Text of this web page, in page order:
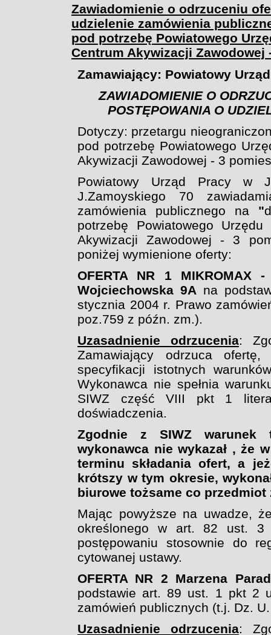
Zawiadomienie o odrzuceniu
udzielenie zamówienia
pod potrzebę Powiatowego
Centrum Akywizacji
Zamawiający: Powiatowy
ZAWIADOMIENIE O
POSTĘPOWANIA O
Dotyczy: przetargu
pod potrzebę Powiatowego
Akywizacji Zawodowej - 3
Powiatowy Urząd Pracy w
J.Zamoyskiego 70
zamówienia publicznego na "
potrzebę Powiatowego
Akywizacji Zawodowej - 3
poniżej wymienione oferty:
OFERTA NR 1 MIKROMAX
Wojciechowska 9A na
stycznia 2004 r. Prawo
poz.759 z późn. zm.).
Uzasadnienie odrzucenia:
Zamawiający odrzuca
specyfikacji istotnych
Wykonawca nie spełnia
SIWZ część VIII pkt 1
doświadczenia.
Zgodnie z SIWZ warunek
wykonawca nie wykazał , że
terminu składania ofert, a
krótszy w tym okresie,
biurowe tożsame co przedmiot
Mając powyższe na uwadze,
określonego w art. 82 ust. 3
postępowaniu stosownie do
cytowanej ustawy.
OFERTA NR 2 Marzena
podstawie art. 89 ust. 1 pkt 2
zamówień publicznych (t.j. Dz.
Uzasadnienie odrzucenia: